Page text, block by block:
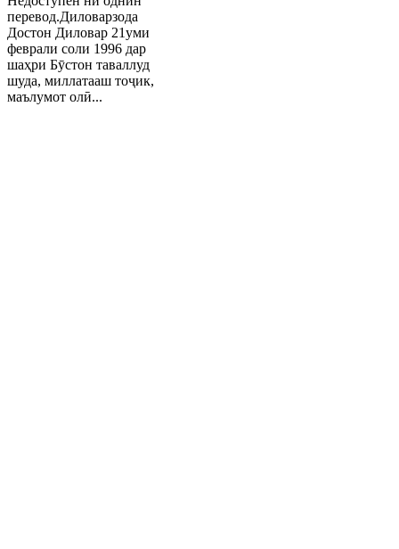
перевод.Диловарзода
Достон Диловар 21уми
феврали соли 1996 дар
шаҳри Бӯстон таваллуд
шуда, миллатааш тоҷик,
маълумот олӣ...